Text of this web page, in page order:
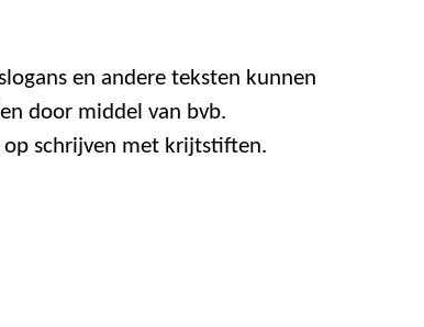
en andere teksten kunnen
door middel van bvb.
op schrijven met krijtstiften.